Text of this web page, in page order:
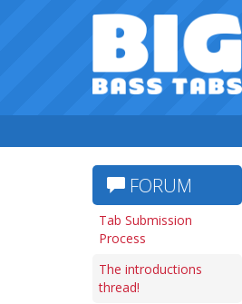
FORUM
Tab Submission
Process
The introductions
thread!